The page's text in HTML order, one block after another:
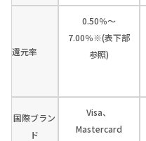
還元率
0.50％～
7.00％※(表下部
参照)
国際ブラン
ド
Visa、
Mastercard